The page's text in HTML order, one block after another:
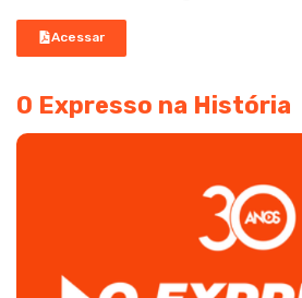
Acessar
O Expresso na História